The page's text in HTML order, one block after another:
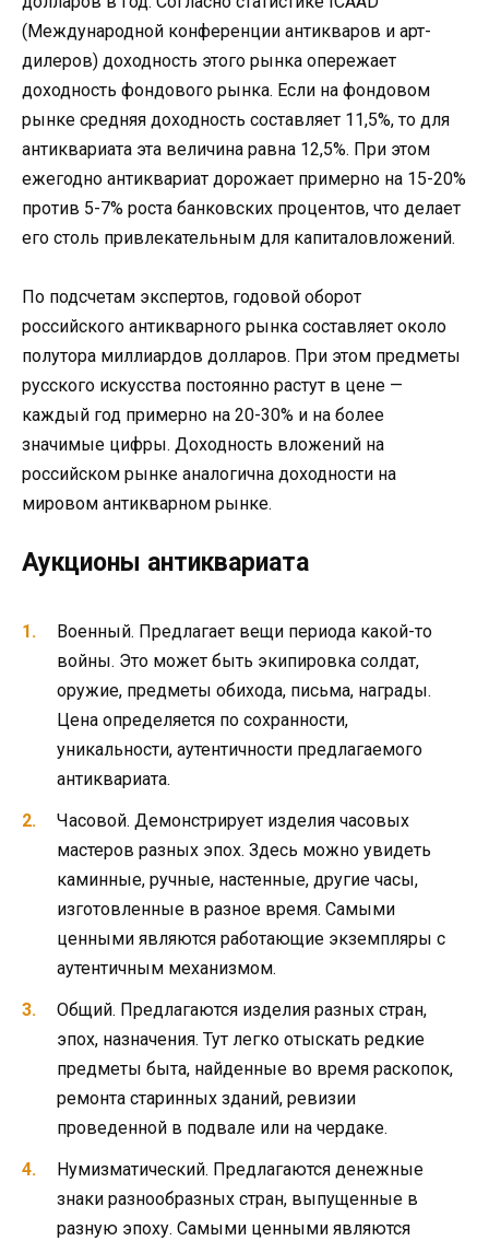
(Международной конференции антикваров и арт-
дилеров) доходность этого рынка опережает
доходность фондового рынка. Если на фондовом
рынке средняя доходность составляет 11,5%, то для
антиквариата эта величина равна 12,5%. При этом
ежегодно антиквариат дорожает примерно на 15-20%
против 5-7% роста банковских процентов, что делает
его столь привлекательным для капиталовложений.
По подсчетам экспертов, годовой оборот
российского антикварного рынка составляет около
полутора миллиардов долларов. При этом предметы
русского искусства постоянно растут в цене —
каждый год примерно на 20-30% и на более
значимые цифры. Доходность вложений на
российском рынке аналогична доходности на
мировом антикварном рынке.
Аукционы антиквариата
Военный. Предлагает вещи периода какой-то
войны. Это может быть экипировка солдат,
оружие, предметы обихода, письма, награды.
Цена определяется по сохранности,
уникальности, аутентичности предлагаемого
антиквариата.
Часовой. Демонстрирует изделия часовых
мастеров разных эпох. Здесь можно увидеть
каминные, ручные, настенные, другие часы,
изготовленные в разное время. Самыми
ценными являются работающие экземпляры с
аутентичным механизмом.
Общий. Предлагаются изделия разных стран,
эпох, назначения. Тут легко отыскать редкие
предметы быта, найденные во время раскопок,
ремонта старинных зданий, ревизии
проведенной в подвале или на чердаке.
Нумизматический. Предлагаются денежные
знаки разнообразных стран, выпущенные в
разную эпоху. Самыми ценными являются